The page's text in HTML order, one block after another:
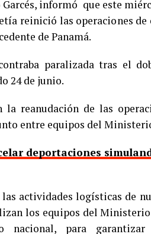
informó que este
reinició las operaciones de
de Panamá.
paralizada tras el
24 de junio.
la reanudación de las
entre equipos del
deportaciones
actividades logísticas de
los equipos del
nacional, para